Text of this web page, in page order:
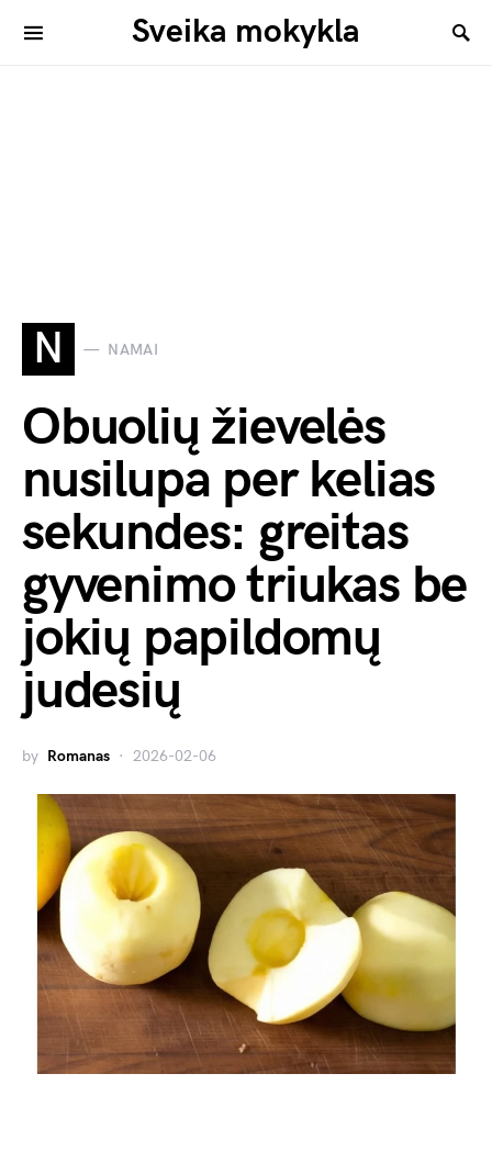
Sveika mokykla
N NAMAI
Obuolių žievelės
nusilupa per kelias
sekundes: greitas
gyvenimo triukas be
jokių papildomų
judesių
by Romanas 2026-02-06